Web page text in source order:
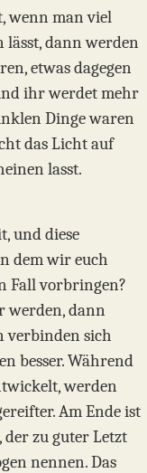
wenn man viel
dann werden
etwas dagegen
ihr werdet mehr
Dinge waren
das Licht auf
lasst.
und diese
dem wir euch
Fall vorbringen?
werden, dann
verbinden sich
besser. Während
werden
Am Ende ist
der zu guter Letzt
nennen. Das